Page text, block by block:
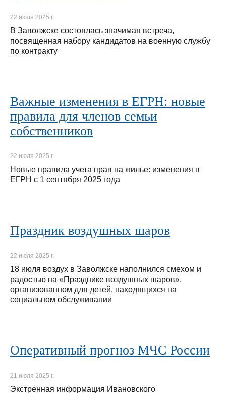
22 июля 2025 г.
В Заволжске состоялась значимая встреча,
посвященная набору кандидатов на военную службу
по контракту
Важные изменения в ЕГРН: новые
правила для членов семьи
собственников
22 июля 2025 г.
Новые правила учета прав на жилье: изменения в
ЕГРН с 1 сентября 2025 года
Праздник воздушных шаров
22 июля 2025 г.
18 июля воздух в Заволжске наполнился смехом и
радостью на «Празднике воздушных шаров»,
организованном для детей, находящихся на
социальном обслуживании
Оперативный прогноз МЧС России
21 июля 2025 г.
Экстренная информация Ивановского